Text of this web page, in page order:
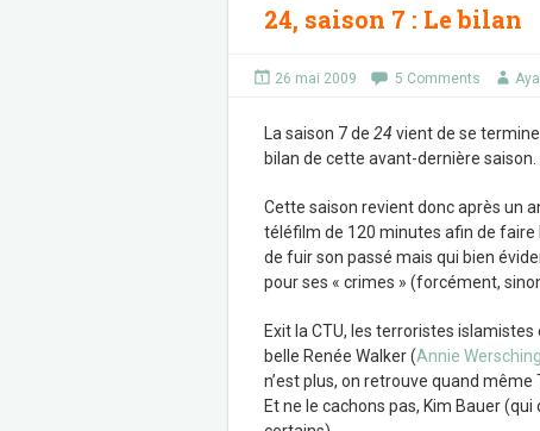
24, saison 7 : Le bilan
26 mai 2009 5 Comments
La saison 7 de 24vient de se
bilan de cette avant-dernière saison.
Cette saison revient donc après un
téléfilm de 120 minutes afin de faire
de fuir son passé mais qui bien
pour ses « crimes » (forcément,
Exit la CTU, les terroristes
belle Renée Walker (Annie Wersching
n’est plus, on retrouve quand même
Et ne le cachons pas, Kim Bauer